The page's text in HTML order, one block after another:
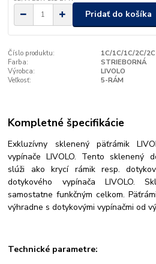
Pridať do košíka
Číslo produktu:
1C/1C/1C/2C/
Farba:
STRIEBORNÁ
Výrobca:
LIVOLO
Veľkosť:
5-RÁM
Kompletné špecifikácie
Exkluzívny sklenený päťrámik
vypínače LIVOLO. Tento sklenený
slúži ako krycí rámik resp.
dotykového vypínača LIVOLO.
samostatne funkčným celkom.
výhradne s dotykovými vypínačmi od
Technické parametre: